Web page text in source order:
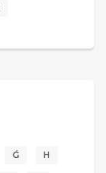
Ǵ H